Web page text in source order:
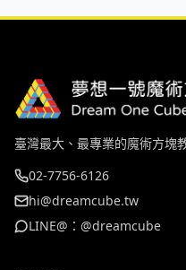
臺灣最大、最專業的魔術方塊
02-7756-6126
hi@dreamcube.tw
LINE@：@dreamcube